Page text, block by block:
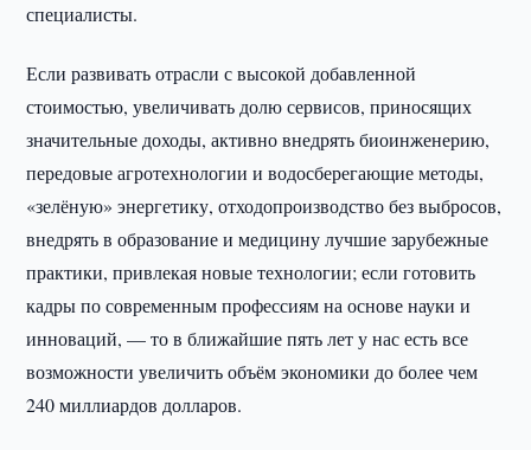
специалисты.
Если развивать отрасли с высокой добавленной
стоимостью, увеличивать долю сервисов, приносящих
значительные доходы, активно внедрять биоинженерию,
передовые агротехнологии и водосберегающие методы,
«зелёную» энергетику, отходопроизводство без выбросов,
внедрять в образование и медицину лучшие зарубежные
практики, привлекая новые технологии; если готовить
кадры по современным профессиям на основе науки и
инноваций, — то в ближайшие пять лет у нас есть все
возможности увеличить объём экономики до более чем
240 миллиардов долларов.